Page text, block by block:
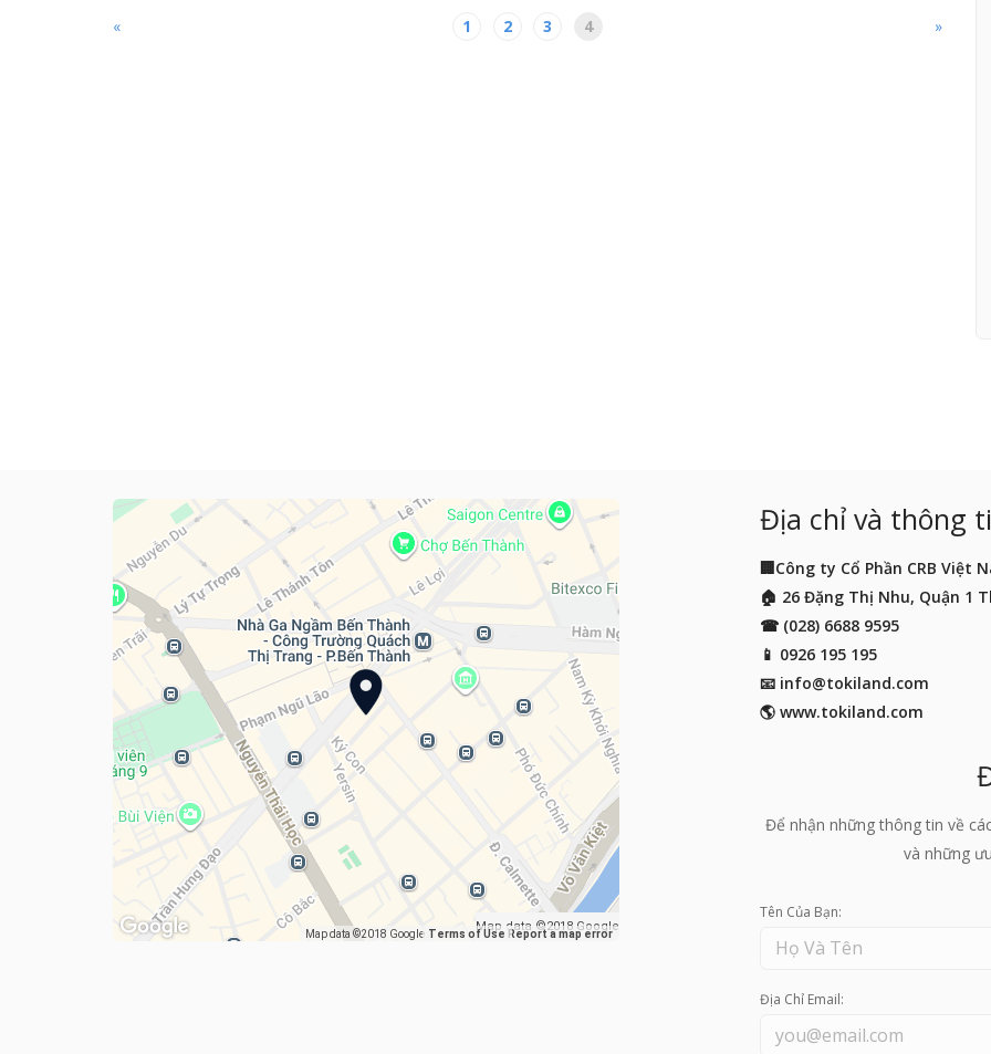
« 1 2 3 4 »
Map data ©2018 Google
Map data ©2018 Google
Terms of Use Report a map error
Địa chỉ và thông
🏢Công ty Cổ Phần CRB Việt
🏠 26 Đặng Thị Nhu, Quận 1
☎ (028) 6688 9595
📱 0926 195 195
📧 info@tokiland.com
🌎 www.tokiland.com
Để nhận những thông tin về
và những
Tên Của Bạn:
Địa Chỉ Email: